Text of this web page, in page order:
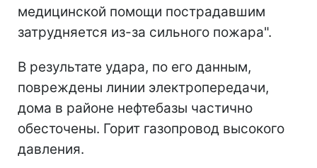
медицинской помощи пострадавшим
затрудняется из-за сильного пожара".
В результате удара, по его данным,
повреждены линии электропередачи,
дома в районе нефтебазы частично
обесточены. Горит газопровод высокого
давления.